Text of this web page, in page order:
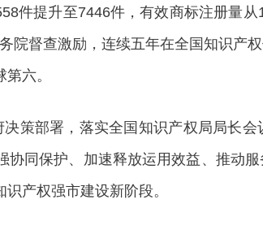
件提升至7446件，有效商标注册量
院督查激励，连续五年在全国知识产
六。
部署，落实全国知识产权局局长会
协同保护、加速释放运用效益、推动
产权强市建设新阶段。